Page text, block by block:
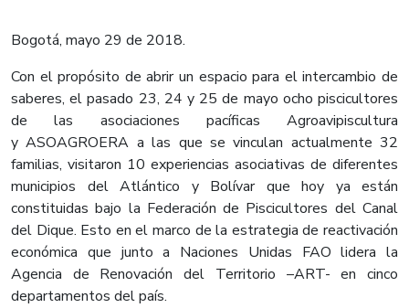
Bogotá, mayo 29 de 2018.
Con el propósito de abrir un espacio para el intercambio de
saberes, el pasado 23, 24 y 25 de mayo ocho piscicultores
de las asociaciones pacíficas Agroavipiscultura
y ASOAGROERA a las que se vinculan actualmente 32
familias, visitaron 10 experiencias asociativas de diferentes
municipios del Atlántico y Bolívar que hoy ya están
constituidas bajo la Federación de Piscicultores del Canal
del Dique. Esto en el marco de la estrategia de reactivación
económica que junto a Naciones Unidas FAO lidera la
Agencia de Renovación del Territorio –ART- en cinco
departamentos del país.